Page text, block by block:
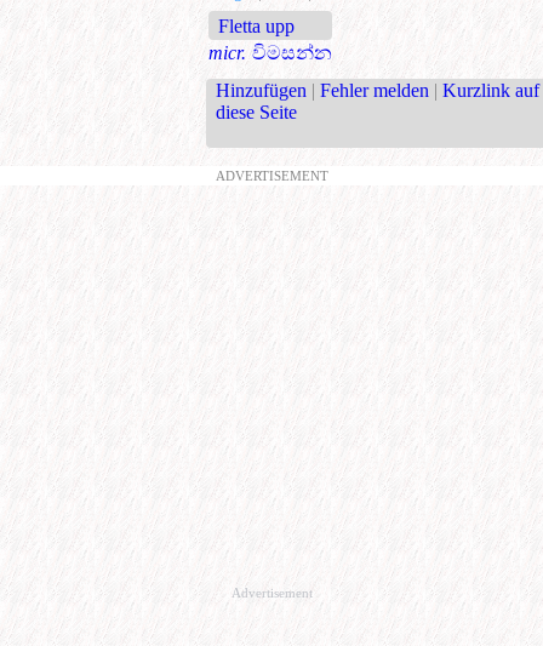
Fletta upp
micr. විමසන්න
Hinzufügen | Fehler melden | Kurzlink auf
diese Seite
ADVERTISEMENT
Advertisement